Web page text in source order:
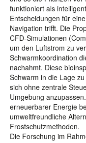
funktioniert als
Entscheidungen für
Navigation trifft. Die
CFD-Simulationen
um den Luftstrom zu
Schwarmkoordination
nachahmt. Diese
Schwarm in die Lage
sich ohne zentrale
Umgebung
erneuerbarer Energie
umweltfreundliche
Frostschutzmethoden.
Die Forschung im